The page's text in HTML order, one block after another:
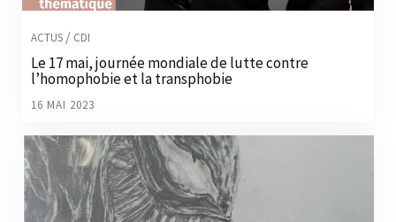
ACTUS / CDI
Le 17 mai, journée mondiale de lutte contre
l’homophobie et la transphobie
16 MAI 2023